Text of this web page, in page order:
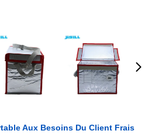
Aux Besoins Du Client Frais